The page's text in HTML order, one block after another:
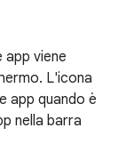
app viene
L'icona
app quando è
nella barra